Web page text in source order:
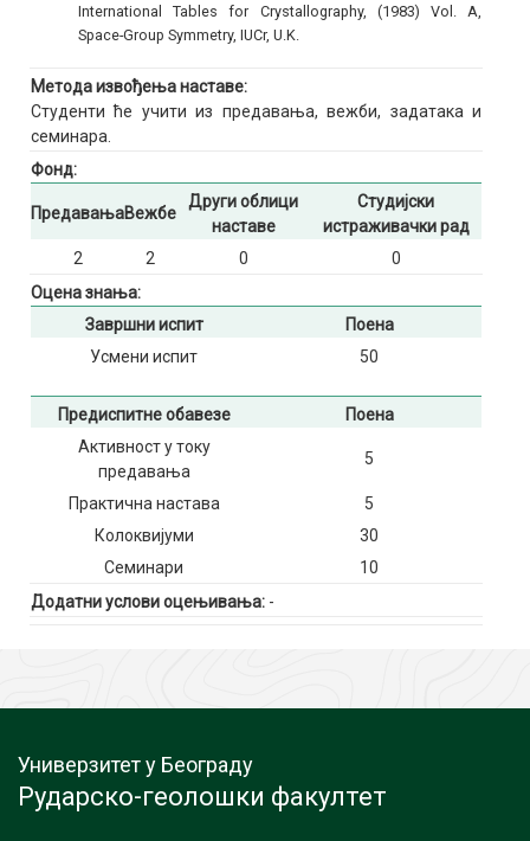
International Tables for Crystallography, (1983) Vol. A,
Space-Group Symmetry, IUCr, U.K.
Метода извођења наставе:
Студенти ће учити из предавања, вежби, задатака и
семинара.
Фонд:
ПредавањаВежбе
Други облици
наставе
Студијски
истраживачки рад
2
2 0
0
Оцена знања:
Завршни испит
Поена
Усмени испит
50
Предиспитне обавезе
Поена
Активност у току
предавања
5
Практична настава
5
Колоквијуми
30
Семинари
10
Додатни услови оцењивања: -
Универзитет у Београду
Рударско-геолошки факултет